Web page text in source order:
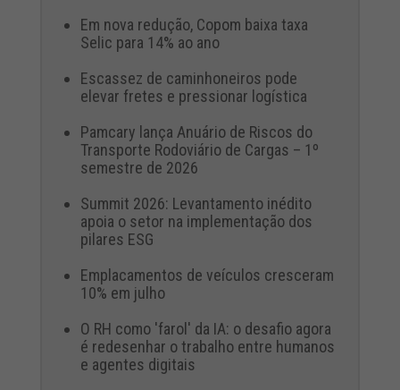
Em nova redução, Copom baixa taxa
Selic para 14% ao ano
Escassez de caminhoneiros pode
elevar fretes e pressionar logística
Pamcary lança Anuário de Riscos do
Transporte Rodoviário de Cargas – 1º
semestre de 2026
Summit 2026: Levantamento inédito
apoia o setor na implementação dos
pilares ESG
Emplacamentos de veículos cresceram
10% em julho
O RH como 'farol' da IA: o desafio agora
é redesenhar o trabalho entre humanos
e agentes digitais